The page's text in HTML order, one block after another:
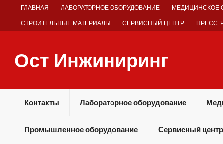
ГЛАВНАЯ ЛАБОРАТОРНОЕ ОБОРУДОВАНИЕ МЕДИЦИНСКОЕ
СТРОИТЕЛЬНЫЕ МАТЕРИАЛЫ СЕРВИСНЫЙ ЦЕНТР ПРЕСС-
Ост Инжиниринг
Контакты Лабораторное оборудование
Промышленное оборудование Сервисный центр